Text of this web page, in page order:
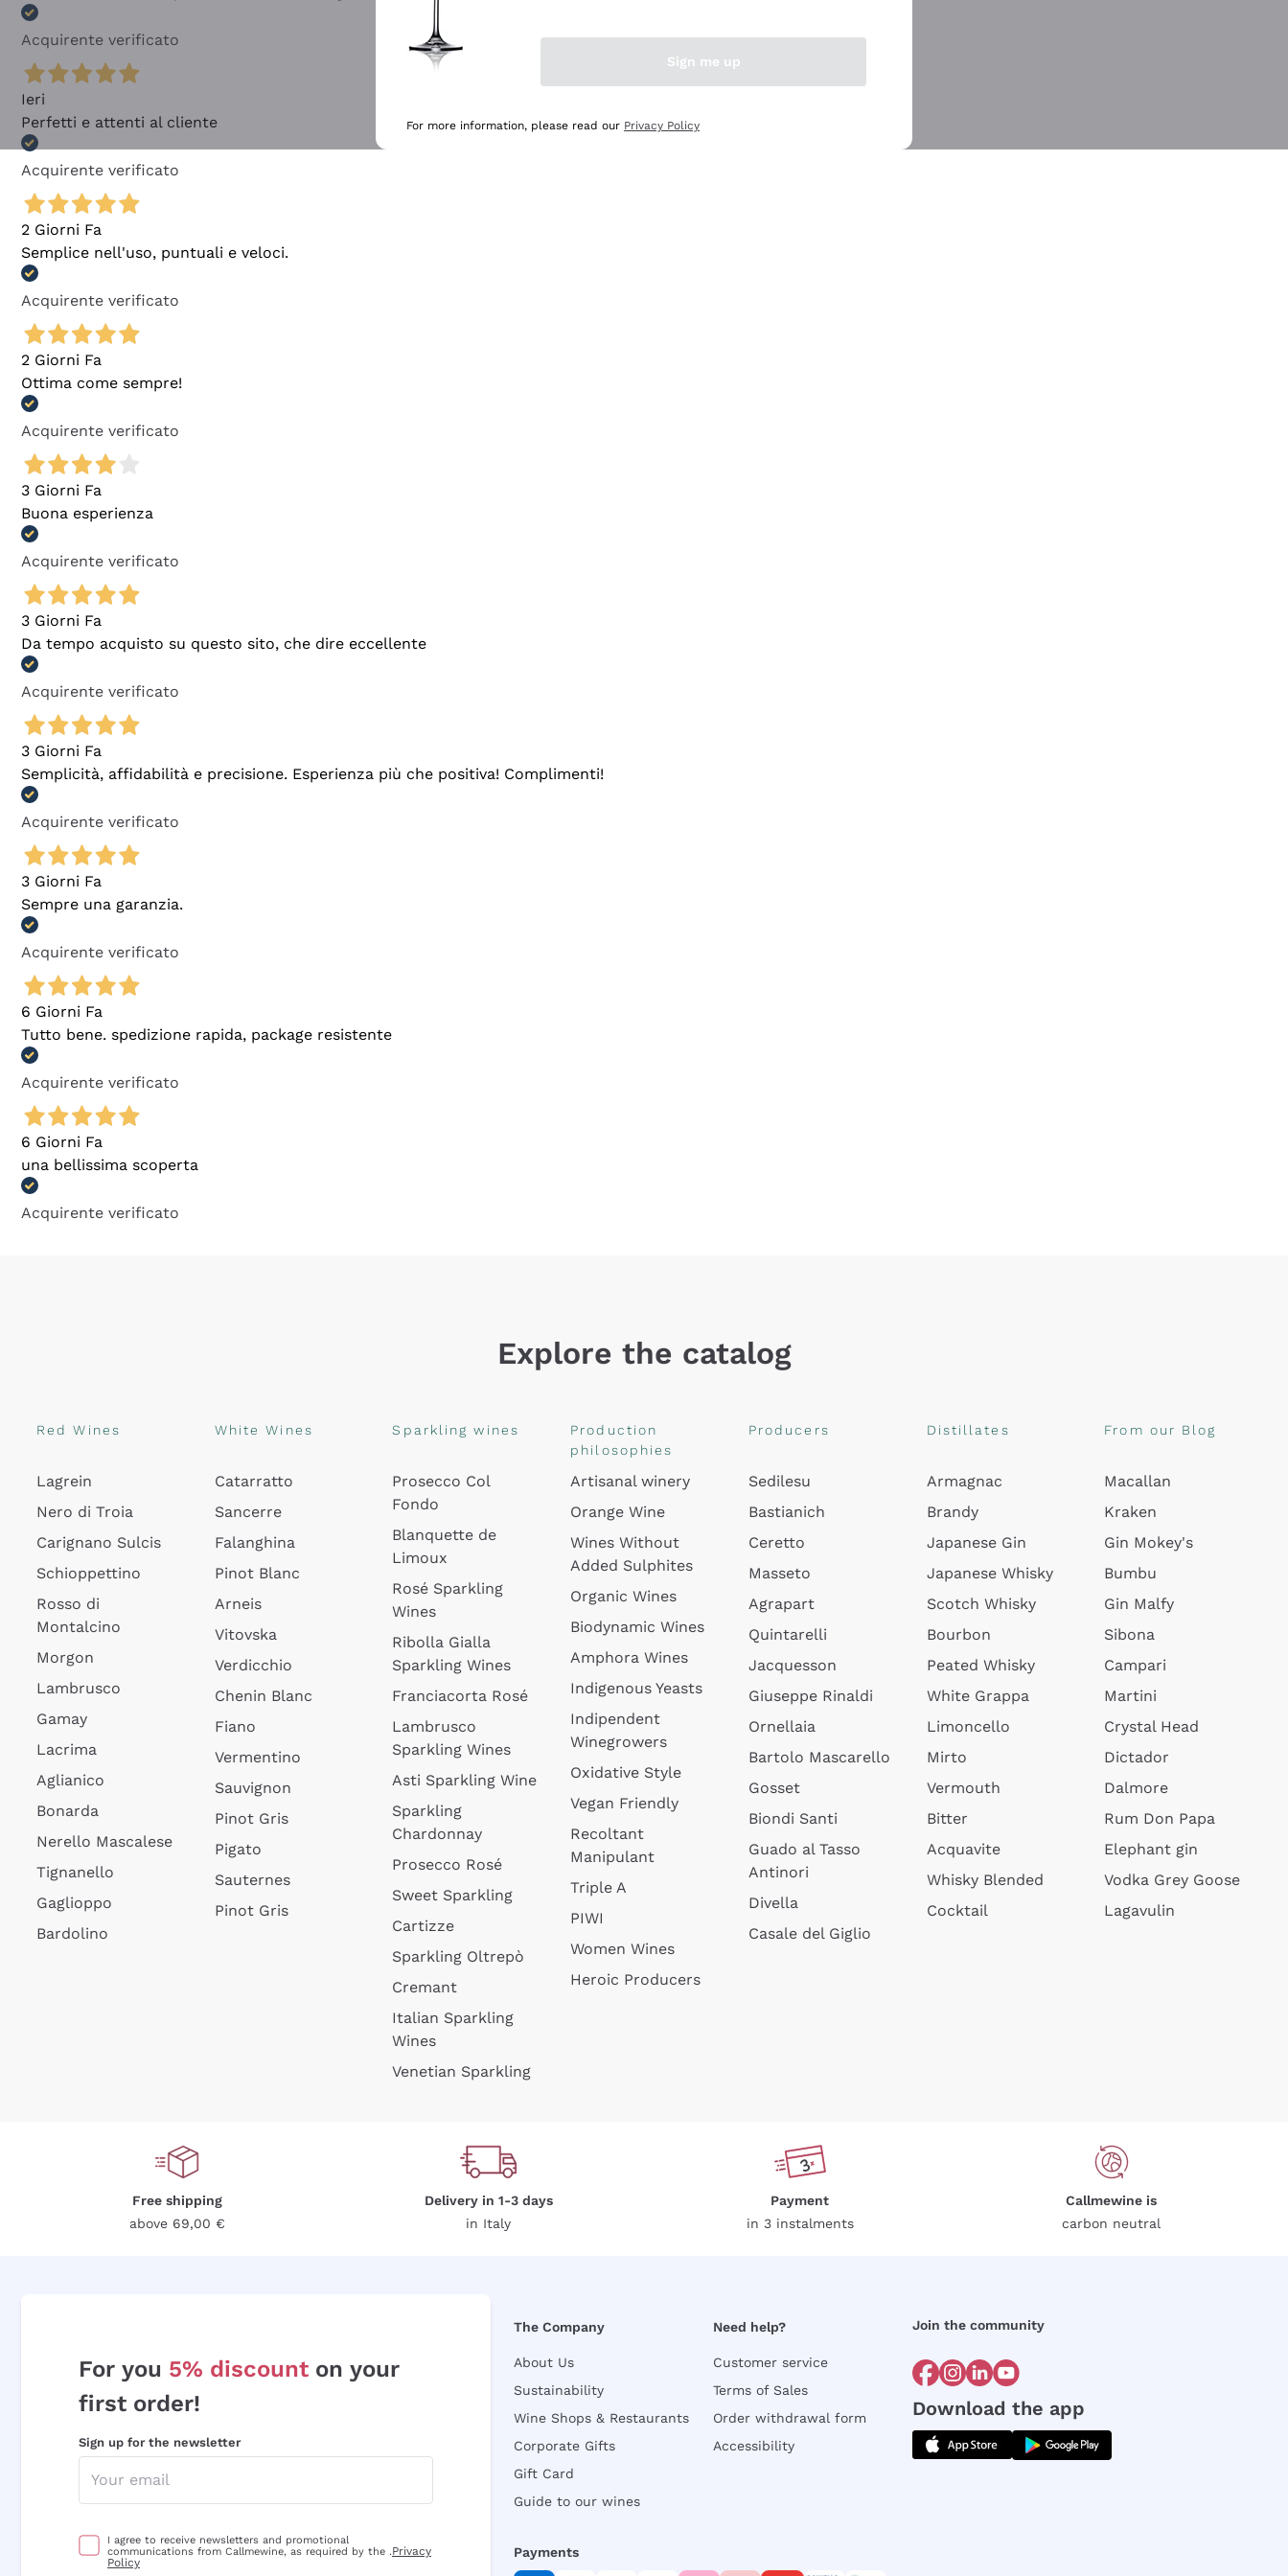
Acquirente verificato
Ieri
Perfetti e attenti al cliente
Acquirente verificato
2 Giorni Fa
Semplice nell'uso, puntuali e veloci.
Acquirente verificato
2 Giorni Fa
Ottima come sempre!
Acquirente verificato
3 Giorni Fa
Buona esperienza
Acquirente verificato
3 Giorni Fa
Da tempo acquisto su questo sito, che dire eccellente
Acquirente verificato
3 Giorni Fa
Semplicità, affidabilità e precisione. Esperienza più che positiva! Complimenti!
Acquirente verificato
3 Giorni Fa
Sempre una garanzia.
Acquirente verificato
6 Giorni Fa
Tutto bene. spedizione rapida, package resistente
Acquirente verificato
6 Giorni Fa
una bellissima scoperta
Acquirente verificato
Explore the catalog
Red Wines
Lagrein
Nero di Troia
Carignano Sulcis
Schioppettino
Rosso di
Montalcino
Morgon
Lambrusco
Gamay
Lacrima
Aglianico
Bonarda
Nerello Mascalese
Tignanello
Gaglioppo
Bardolino
White Wines
Catarratto
Sancerre
Falanghina
Pinot Blanc
Arneis
Vitovska
Verdicchio
Chenin Blanc
Fiano
Vermentino
Sauvignon
Pinot Gris
Pigato
Sauternes
Pinot Gris
Sparkling wines
Prosecco Col
Fondo
Blanquette de
Limoux
Rosé Sparkling
Wines
Ribolla Gialla
Sparkling Wines
Franciacorta Rosé
Lambrusco
Sparkling Wines
Asti Sparkling Wine
Sparkling
Chardonnay
Prosecco Rosé
Sweet Sparkling
Cartizze
Sparkling Oltrepò
Cremant
Italian Sparkling
Wines
Venetian Sparkling
Production
philosophies
Artisanal winery
Orange Wine
Wines Without
Added Sulphites
Organic Wines
Biodynamic Wines
Amphora Wines
Indigenous Yeasts
Indipendent
Winegrowers
Oxidative Style
Vegan Friendly
Recoltant
Manipulant
Triple A
PIWI
Women Wines
Heroic Producers
Producers
Sedilesu
Bastianich
Ceretto
Masseto
Agrapart
Quintarelli
Jacquesson
Giuseppe Rinaldi
Ornellaia
Bartolo Mascarello
Gosset
Biondi Santi
Guado al Tasso
Antinori
Divella
Casale del Giglio
Distillates
Armagnac
Brandy
Japanese Gin
Japanese Whisky
Scotch Whisky
Bourbon
Peated Whisky
White Grappa
Limoncello
Mirto
Vermouth
Bitter
Acquavite
Whisky Blended
Cocktail
From our Blog
Macallan
Kraken
Gin Mokey's
Bumbu
Gin Malfy
Sibona
Campari
Martini
Crystal Head
Dictador
Dalmore
Rum Don Papa
Elephant gin
Vodka Grey Goose
Lagavulin
Free shipping
above 69,00 €
Delivery in 1-3 days
in Italy
Payment
in 3 instalments
Callmewine is
carbon neutral
For you 5% discount on your
first order!
Sign up for the newsletter
I agree to receive newsletters and promotional
communications from Callmewine, as required by the .Privacy
Policy
The Company
About Us
Sustainability
Wine Shops & Restaurants
Corporate Gifts
Gift Card
Guide to our wines
Need help?
Customer service
Terms of Sales
Order withdrawal form
Accessibility
Join the community
Download the app
Payments
Sign me up
For more information, please read our Privacy Policy